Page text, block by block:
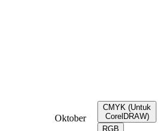
Oktober
CMYK (Untuk
CorelDRAW)
RGB